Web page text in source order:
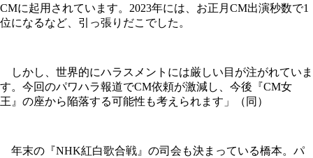
CMに起用されています。2023年には、お正月CM出演秒数で1
位になるなど、引っ張りだこでした。
しかし、世界的にハラスメントには厳しい目が注がれていま
す。今回のパワハラ報道でCM依頼が激減し、今後『CM女
王』の座から陥落する可能性も考えられます」（同）
年末の『NHK紅白歌合戦』の司会も決まっている橋本。パ